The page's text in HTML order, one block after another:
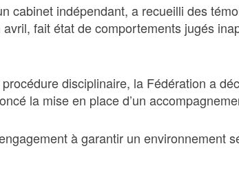
cabinet indépendant, a recueilli des
fait état de comportements jugés
disciplinaire, la Fédération a
la mise en place d’un
à garantir un environnement